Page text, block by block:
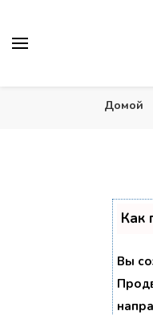
Тыква:
Домой
Как
Вы